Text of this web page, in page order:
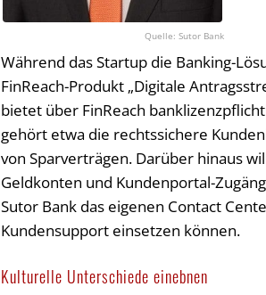
Sutor Bank
Während das Startup die Banking-
FinReach-Produkt „Digitale
bietet über FinReach
gehört etwa die rechtssichere
von Sparverträgen. Darüber hinaus
Geldkonten und Kundenportal-
Sutor Bank das eigenen Contact
Kundensupport einsetzen können.
Kulturelle Unterschiede einebnen